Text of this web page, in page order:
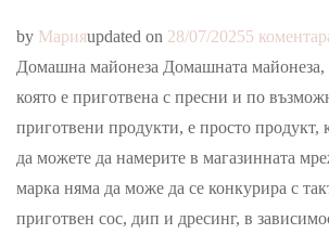
by Марияupdated on 28/07/20255
Домашна майонеза Домашната майонеза,
която е приготвена с пресни и по
приготвени продукти, е просто продукт,
да можете да намерите в магазинната
марка няма да може да се конкурира с
приготвен сос, дип и дресинг, в